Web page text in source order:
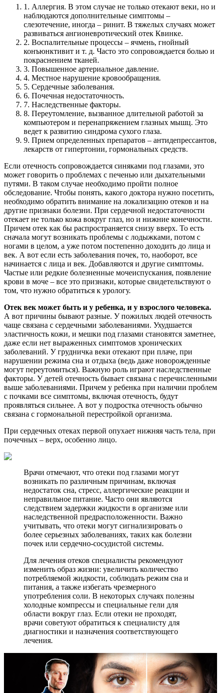
1. Аллергия. В этом случае не только отекают веки, но и
наблюдаются дополнительные симптомы –
слезотечение, иногда – ринит. В тяжелых случаях может
развиваться ангионевротический отек Квинке.
2. Воспалительные процессы – ячмень, гнойный
конъюнктивит и т. д. Часто это сопровождается болью и
покраснением тканей.
3. Повышенное артериальное давление.
4. Местное нарушение кровообращения.
5. Сердечные заболевания.
6. Почечная недостаточность.
7. Наследственные факторы.
8. Переутомление, вызванное длительной работой за
компьютером и перенапряжением глазных мышц. Это
ведет к развитию синдрома сухого глаза.
9. Прием определенных препаратов – антидепрессантов,
лекарств от гипертонии, гормональных средств.
Если отечность сопровождается синяками под глазами, это
может говорить о проблемах с печенью или дыхательными
путями. В таком случае необходимо пройти полное
обследование. Чтобы понять, какого доктора нужно посетить,
необходимо обратить внимание на локализацию отеков и на
другие признаки болезни. При сердечной недостаточности
отекает не только кожа вокруг глаз, но и нижние конечности.
Причем отек как бы распространяется снизу вверх. То есть
сначала могут возникать проблемы с лодыжками, потом с
ногами в целом, а уже потом постепенно доходить до лица и
век. А вот если есть заболевания почек, то, наоборот, все
начинается с лица и век. Добавляются и другие симптомы.
Частые или редкие болезненные мочеиспускания, появление
крови в моче – все это признаки, которые свидетельствуют о
том, что нужно обратиться к урологу.
Отек век может быть и у ребенка, и у взрослого человека.
А вот причины бывают разные. У пожилых людей отечность
чаще связана с сердечными заболеваниями. Ухудшается
эластичность кожи, и мешки под глазами становятся заметнее,
даже если нет выраженных симптомов хронических
заболеваний. У грудничка веки отекают при плаче, при
нарушении режима сна и отдыха (ведь даже новорожденные
могут переутомиться). Важную роль играют наследственные
факторы. У детей отечность бывает связана с перечисленными
выше заболеваниями. Причем у ребенка при наличии проблем
с почками все симптомы, включая отечность, будут
проявляться сильнее. А вот у подростка отечность обычно
связана с гормональной перестройкой организма.
При сердечных отеках первой опухает нижняя часть тела, при
почечных – верх, особенно лицо.
Врачи отмечают, что отеки под глазами могут
возникать по различным причинам, включая
недостаток сна, стресс, аллергические реакции и
неправильное питание. Часто они являются
следствием задержки жидкости в организме или
наследственной предрасположенности. Важно
учитывать, что отеки могут сигнализировать о
более серьезных заболеваниях, таких как болезни
почек или сердечно-сосудистой системы.
Для лечения отеков специалисты рекомендуют
изменить образ жизни: увеличить количество
потребляемой жидкости, соблюдать режим сна и
питания, а также избегать чрезмерного
употребления соли. В некоторых случаях полезны
холодные компрессы и специальные гели для
области вокруг глаз. Если отеки не проходят,
врачи советуют обратиться к специалисту для
диагностики и назначения соответствующего
лечения.